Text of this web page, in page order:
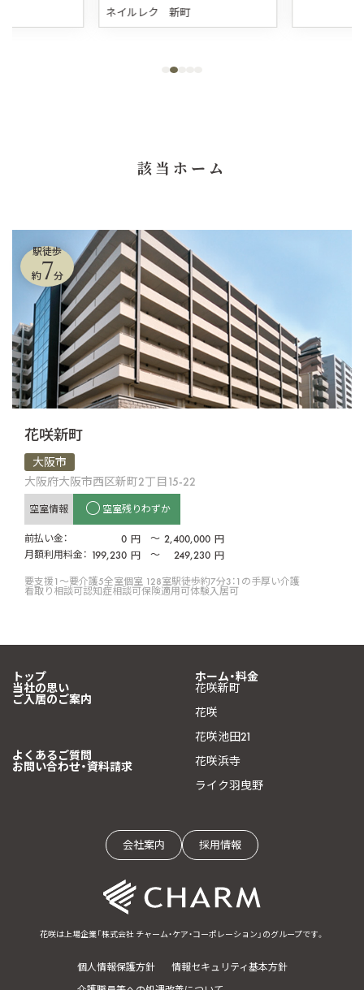
ネイルレク 新町
該当ホーム
駅徒歩
約7分
花咲新町
大阪市
大阪府大阪市西区新町2丁目15-22
空室情報 空室残りわずか
前払い金： 0 円 〜 2,400,000 円
月額利用料金： 199,230 円 〜 249,230 円
要支援1〜要介護5全室個室 128室駅徒歩約7分3：1の手厚い介護
看取り相談可認知症相談可保険適用可体験入居可
トップ
当社の思い
ご入居のご案内
ホーム・料金
花咲新町
花咲
花咲池田21
花咲浜寺
ライク羽曳野
よくあるご質問
お問い合わせ・資料請求
会社案内 採用情報
花咲は上場企業「株式会社 チャーム・ケア・コーポレーション」のグループです。
個人情報保護方針
情報セキュリティ基本方針